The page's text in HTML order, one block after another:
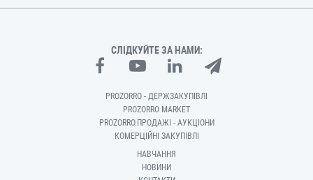
СЛІДКУЙТЕ ЗА НАМИ:
PROZORRO - ДЕРЖЗАКУПІВЛІ
PROZORRO MARKET
PROZORRO.ПРОДАЖІ - АУКЦІОНИ
КОМЕРЦІЙНІ ЗАКУПІВЛІ
НАВЧАННЯ
НОВИНИ